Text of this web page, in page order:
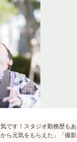
です！スタジオ勤務歴もあ
ら元気をもらえた」「撮影